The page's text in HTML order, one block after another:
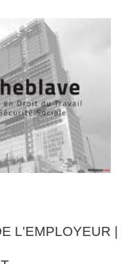
L'EMPLOYEUR |